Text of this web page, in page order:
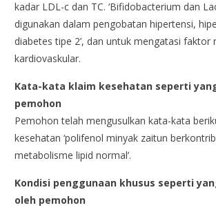
kadar LDL-c dan TC. ‘Bifidobacterium dan
digunakan dalam pengobatan hipertensi,
diabetes tipe 2’, dan untuk mengatasi faktor
kardiovaskular.
Kata-kata klaim kesehatan seperti
pemohon
Pemohon telah mengusulkan kata-kata
kesehatan ‘polifenol minyak zaitun
metabolisme lipid normal’.
Kondisi penggunaan khusus seperti
oleh pemohon